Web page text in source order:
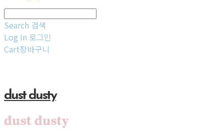
Search 검색
Log In 로그인
Cart장바구니
dust dusty